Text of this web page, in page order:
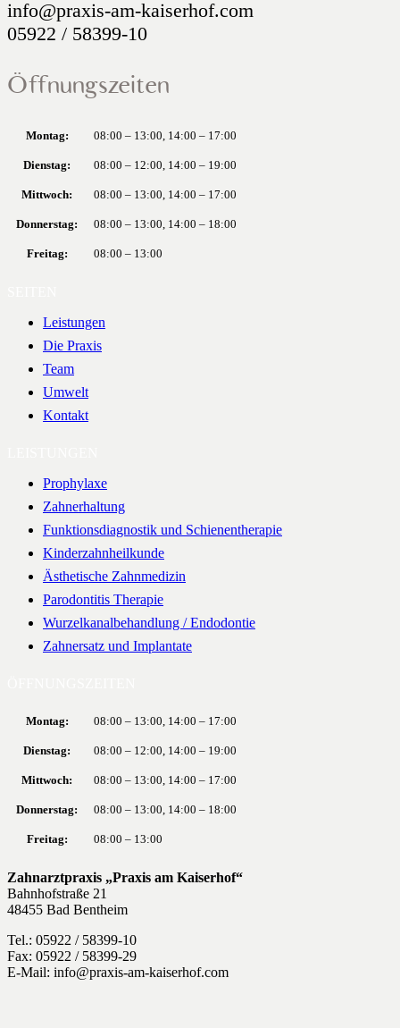
info@praxis-am-kaiserhof.com
05922 / 58399-10
Öffnungszeiten
Montag: 08:00 – 13:00, 14:00 – 17:00
Dienstag: 08:00 – 12:00, 14:00 – 19:00
Mittwoch: 08:00 – 13:00, 14:00 – 17:00
Donnerstag: 08:00 – 13:00, 14:00 – 18:00
Freitag: 08:00 – 13:00
Leistungen
Die Praxis
Team
Umwelt
Kontakt
Prophylaxe
Zahnerhaltung
Funktionsdiagnostik und Schienentherapie
Kinderzahnheilkunde
Ästhetische Zahnmedizin
Parodontitis Therapie
Wurzelkanalbehandlung / Endodontie
Zahnersatz und Implantate
Montag: 08:00 – 13:00, 14:00 – 17:00
Dienstag: 08:00 – 12:00, 14:00 – 19:00
Mittwoch: 08:00 – 13:00, 14:00 – 17:00
Donnerstag: 08:00 – 13:00, 14:00 – 18:00
Freitag: 08:00 – 13:00
Zahnarztpraxis „Praxis am Kaiserhof“
Bahnhofstraße 21
48455 Bad Bentheim
Tel.: 05922 / 58399-10
Fax: 05922 / 58399-29
E-Mail: info@praxis-am-kaiserhof.com